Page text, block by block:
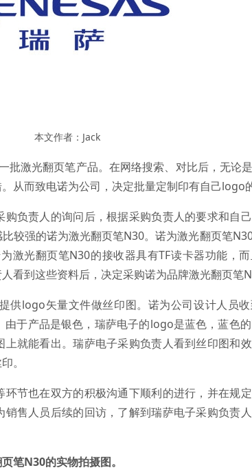
本文作者：Jack
激光翻页笔产品。在网络搜索、对比后，无论是
从而致电诺为公司，决定批量定制印有自己logo
负责人的询问后，根据采购负责人的要求和自
较强的诺为激光翻页笔N30。诺为激光翻页笔
激光翻页笔N30的接收器具有TF读卡器功能，
看到这些资料后，决定采购诺为品牌激光翻页笔
logo矢量文件做丝印图。诺为公司设计人员收
于产品是银色，瑞萨电子的logo是蓝色，蓝色
就能看出。瑞萨电子采购负责人看到丝印图和
。
节也在双方的积极沟通下顺利的进行，并在规
售人员后续的回访，了解到瑞萨电子采购负责
笔N30的实物拍摄图。